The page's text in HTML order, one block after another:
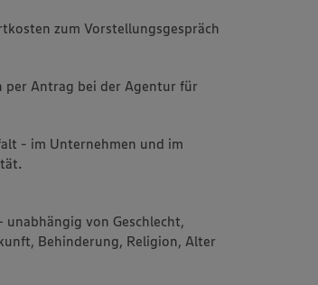
zum Vorstellungsgespräch
per Antrag bei der Agentur für
- im Unternehmen und im
von Geschlecht,
Behinderung, Religion, Alter